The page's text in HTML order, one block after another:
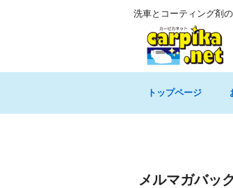
洗車とコーティング剤
トップページ
メルマガバッ